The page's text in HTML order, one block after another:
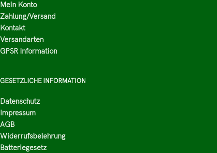
Mein Konto
Zahlung/Versand
Kontakt
Versandarten
GPSR Information
GESETZLICHE INFORMATION
Datenschutz
Impressum
AGB
Widerrufsbelehrung
Batteriegesetz